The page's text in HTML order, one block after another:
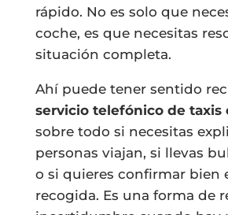
rápido. No es solo que
coche, es que necesitas
situación completa.
Ahí puede tener sentido
servicio telefónico de taxis
sobre todo si necesitas
personas viajan, si llevas
o si quieres confirmar bien
recogida. Es una forma de